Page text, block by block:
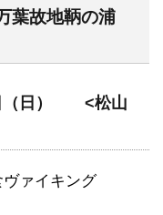
葉故地鞆の浦
（日） <松山
ァイキング